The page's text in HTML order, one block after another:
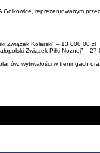
Golkowice, reprezentowanym
Związek Kolarski” – 13 000,00 zł
Związek Piłki Nożnej” – 27
wytrwałości w treningach